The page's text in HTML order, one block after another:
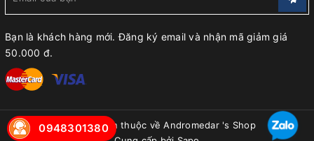
Bạn là khách hàng mới. Đăng ký email và nhận mã giảm giá
50.000 đ.
© Bản quyền thuộc vềAndromedar 's Shop
0948301380